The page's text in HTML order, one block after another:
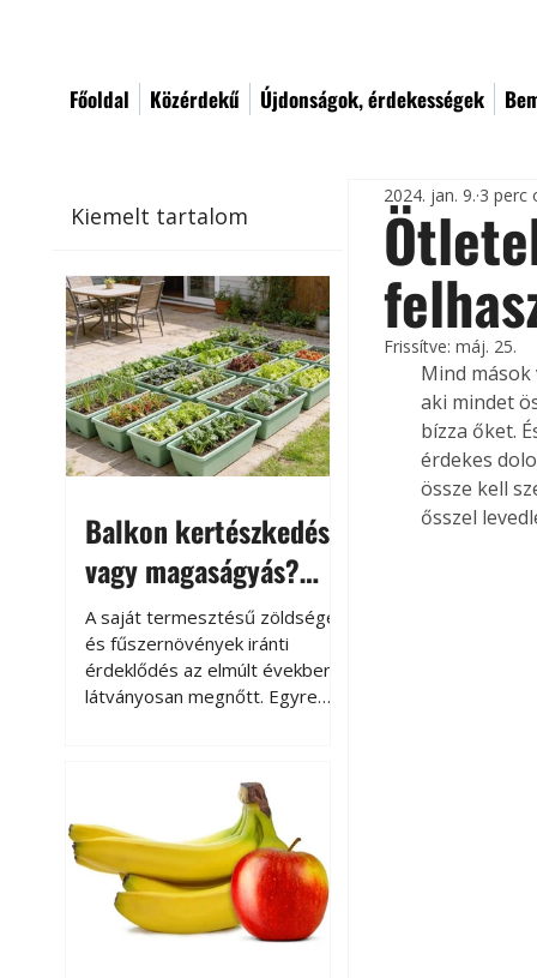
Főoldal Közérdekű Újdonságok, érdekességek
Kiemelt tartalom
Balkon kertészkedés
vagy magaságyás?
Helytakarékos
kertészkedés
A saját termesztésű zöldségek
és fűszernövények iránti
érdeklődés az elmúlt években
látványosan megnőtt. Egyre
kertészkedés sokak számára
kikapcsolódást és feltöltődést
is jelent.
2024. jan. 9. 3 perc
Frissítve:máj. 25.
Mind
aki mindet
bízza őket.
érdekes
össze kell
ősszel